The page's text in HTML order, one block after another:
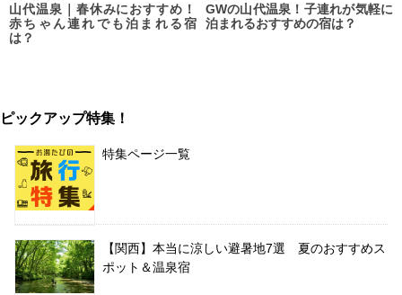
山代温泉｜春休みにおすすめ！
赤ちゃん連れでも泊まれる宿
は？
GWの山代温泉！子連れが気軽に
泊まれるおすすめの宿は？
ピックアップ特集！
特集ページ一覧
【関西】本当に涼しい避暑地7選 夏のおすすめス
ポット＆温泉宿